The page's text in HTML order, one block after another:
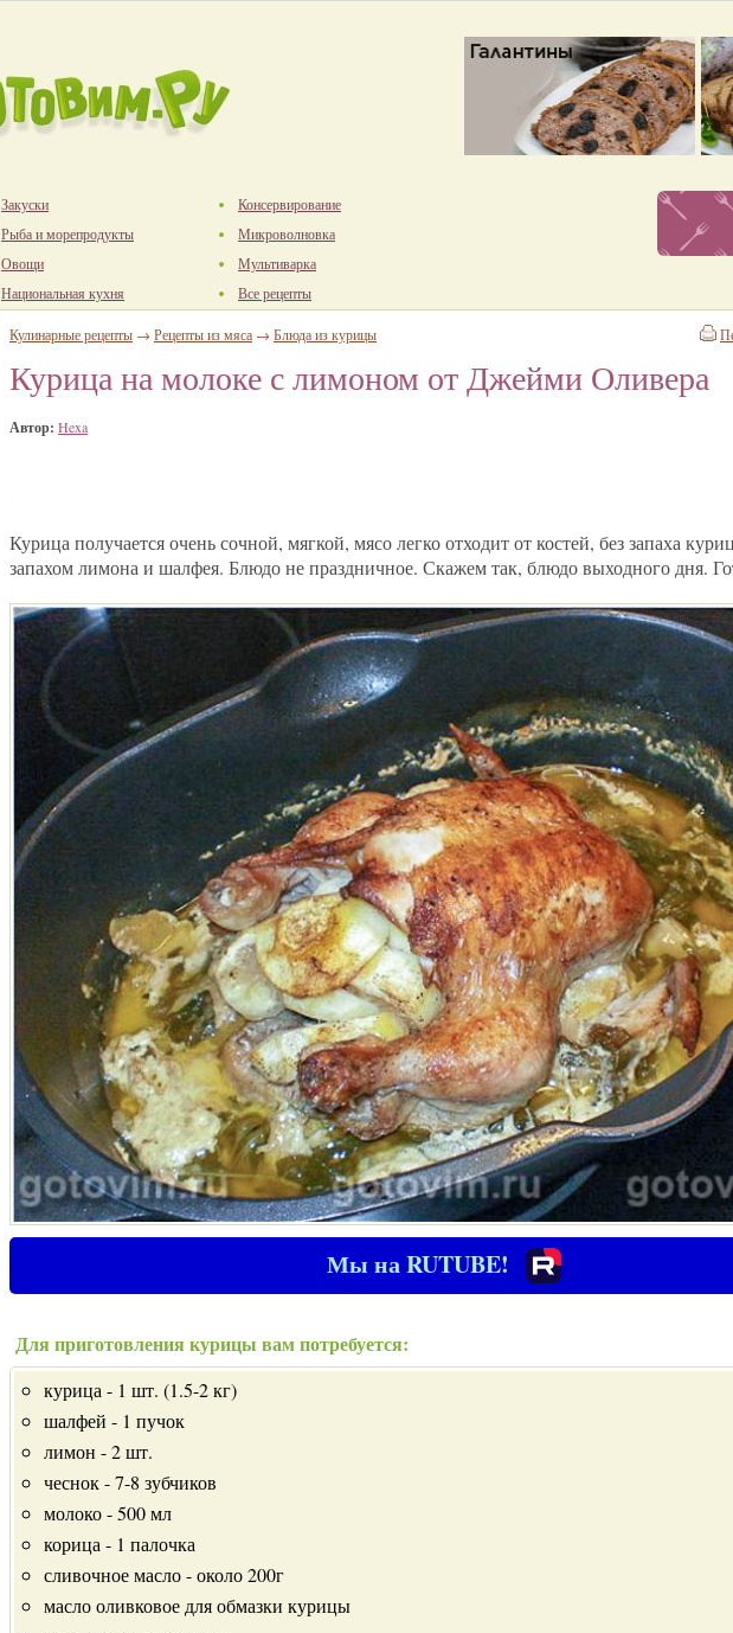
Закуски
Рыба и морепродукты
Овощи
Национальная кухня
Консервирование
Микроволновка
Мультиварка
Все рецепты
Кулинарные рецепты → Рецепты из мяса → Блюда из курицы
Курица на молоке с лимоном от Джейми Оливера
Автор: Hexa
Курица получается очень сочной, мягкой, мясо легко отходит от костей, без запаха
запахом лимона и шалфея. Блюдо не праздничное. Скажем так, блюдо выходного дня.
Мы на RUTUBE!
Для приготовления курицы вам потребуется:
курица - 1 шт. (1.5-2 кг)
шалфей - 1 пучок
лимон - 2 шт.
чеснок - 7-8 зубчиков
молоко - 500 мл
корица - 1 палочка
сливочное масло - около 200г
масло оливковое для обмазки курицы